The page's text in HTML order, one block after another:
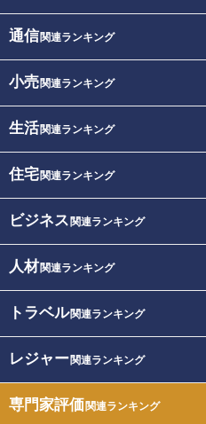
通信関連ランキング
小売関連ランキング
生活関連ランキング
住宅関連ランキング
ビジネス 関連ランキング
人材関連ランキング
トラベル関連ランキング
レジャー関連ランキング
専門家評価関連ランキング